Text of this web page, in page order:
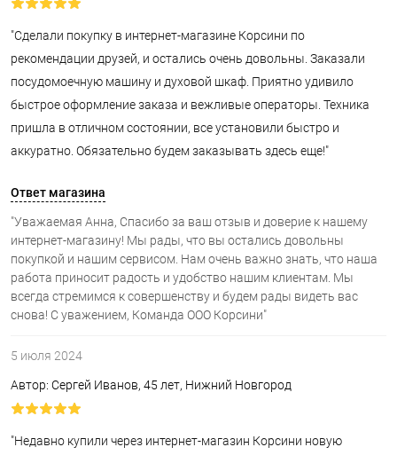
"Сделали покупку в интернет-магазине Корсини по
рекомендации друзей, и остались очень довольны. Заказали
посудомоечную машину и духовой шкаф. Приятно удивило
быстрое оформление заказа и вежливые операторы. Техника
пришла в отличном состоянии, все установили быстро и
аккуратно. Обязательно будем заказывать здесь еще!"
Ответ магазина
"Уважаемая Анна, Спасибо за ваш отзыв и доверие к нашему
интернет-магазину! Мы рады, что вы остались довольны
покупкой и нашим сервисом. Нам очень важно знать, что наша
работа приносит радость и удобство нашим клиентам. Мы
всегда стремимся к совершенству и будем рады видеть вас
снова! С уважением, Команда ООО Корсини"
5 июля 2024
Автор: Сергей Иванов, 45 лет, Нижний Новгород
"Недавно купили через интернет-магазин Корсини новую